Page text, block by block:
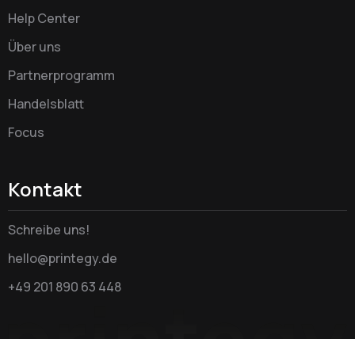
Help Center
Über uns
Partnerprogramm
Handelsblatt
Focus
Kontakt
Schreibe uns!
hello@printegy.de
+49 201 890 63 448